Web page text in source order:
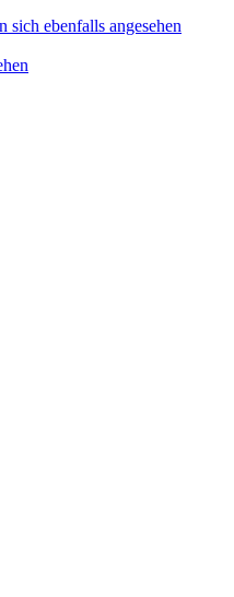
sich ebenfalls angesehen